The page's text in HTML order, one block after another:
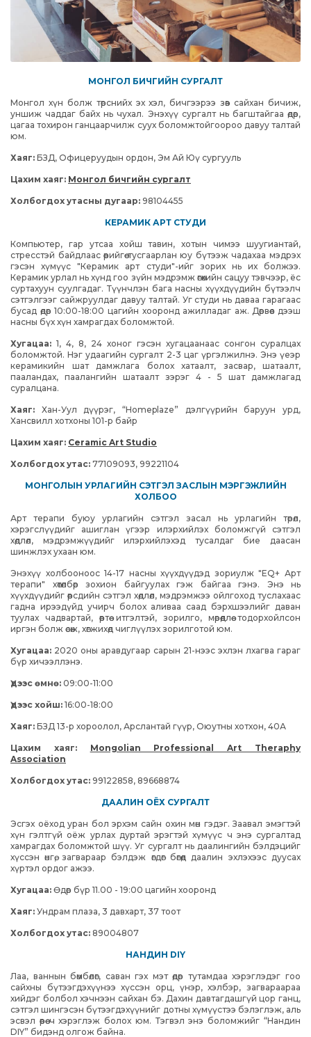
МОНГОЛ БИЧГИЙН СУРГАЛТ
Монгол хүн болж төрснийх эх хэл, бичгээрээ зөв сайхан бичиж,
уншиж чаддаг байх нь чухал. Энэхүү сургалт нь багштайгаа өдөр,
цагаа тохирон ганцаарчилж суух боломжтойгоороо давуу талтай
юм.
Хаяг: БЗД, Офицеруудын ордон, Эм Ай Юү сургууль
Цахим хаяг: Монгол бичгийн сургалт
Холбогдох утасны дугаар: 98104455
КЕРАМИК АРТ СТУДИ
Компьютер, гар утсаа хойш тавин, хотын чимээ шуугиантай,
стресстэй байдлаас өөрийгөө тусгаарлан юу бүтээж чадахаа мэдрэх
гэсэн хүмүүс "Керамик арт студи"-ийг зорих нь их болжээ.
Керамик урлал нь хүнд гоо зүйн мэдрэмж өгөхийн сацуу тэвчээр,ёс
суртахуун суулгадаг. Түүнчлэн бага насны хүүхдүүдийн бүтээлч
сэтгэлгээг сайжруулдаг давуу талтай. Уг студи нь даваа гарагаас
бусад өдөр 10:00-18:00 цагийн хооронд ажилладаг аж. Дөрвөөс дээш
насны бүх хүн хамрагдах боломжтой.
Хугацаа: 1, 4, 8, 24 хоног гэсэн хугацаанаас сонгон суралцах
боломжтой. Нэг удаагийн сургалт 2-3 цаг үргэлжилнэ. Энэ үеэр
керамикийн шат дамжлага болох хатаалт, засвар, шатаалт,
пааландах, паалангийн шатаалт зэрэг 4 - 5 шат дамжлагад
суралцана.
Хаяг: Хан-Уул дүүрэг, “Homeplaze” дэлгүүрийн баруун урд,
Хансвилл хотхоны 101-р байр
Цахим хаяг: Ceramic Art Studio
Холбогдох утас: 77109093, 99221104
МОНГОЛЫН УРЛАГИЙН СЭТГЭЛ ЗАСЛЫН МЭРГЭЖЛИЙН
ХОЛБОО
Арт терапи буюу урлагийн сэтгэл засал нь урлагийн төрөл,
хэрэгслүүдийг ашигланүгээр илэрхийлэх боломжгүй сэтгэл
хөдлөл, мэдрэмжүүдийг илэрхийлэхэд тусалдаг бие даасан
шинжлэх ухаан юм.
Энэхүү холбооноос 14-17 насны хүүхдүүдэд зориулж "EQ+ Арт
терапи" хөтөлбөр зохион байгуулах гэж байгаа гэнэ. Энэ нь
хүүхдүүдийг өөрсдийн сэтгэл хөдлөл, мэдрэмжээ ойлгоход туслахаас
гадна ирээдүйд учирч болох аливаа саад бэрхшээлийг даван
туулах чадвартай, өөртөө итгэлтэй, зорилго, мөрөөдлөө тодорхойлсон
иргэн болж өсөж, хөгжихөд чиглүүлэх зорилготой юм.
Хугацаа: 2020 оны аравдугаар сарын 21-нээс эхлэн лхагва гараг
бүр хичээллэнэ.
Үдээс өмнө: 09:00-11:00
Үдээс хойш: 16:00-18:00
Хаяг: БЗД 13-р хороолол, Арслантай гүүр, Оюутны хотхон, 40А
Цахим хаяг:
Mongolian Professional Art Theraphy
Association
Холбогдох утас: 99122858, 89668874
ДААЛИН ОЁХ СУРГАЛТ
Эсгэх оёход уран бол эрхэм сайн охин мөн гэдэг. Заавал эмэгтэй
хүн гэлтгүй оёж урлах дуртай эрэгтэй хүмүүс ч энэ сургалтад
хамрагдах боломжтой шүү. Уг сургалт нь даалингийн бэлдэцийг
хүссэн өнгө, загвараар бэлдэж өгдөг бөгөөд даалин эхлэхээс дуусах
хүртэл ордог ажээ.
Хугацаа: Өдөр бүр 11.00 - 19:00 цагийн хооронд
Хаяг: Ундрам плаза, 3 давхарт, 37 тоот
Холбогдох утас: 89004807
НАНДИН DIY
Лаа, ваннын бөмбөлөг, саван гэх мэт өдөр тутамдаа хэрэглэдэг гоо
сайхны бүтээгдэхүүнээ хүссэн орц, үнэр, хэлбэр, загвараараа
хийдэг болбол хэчнээн сайхан бэ. Дахин давтагдашгүй цор ганц,
сэтгэл шингэсэн бүтээгдэхүүнийг дотны хүмүүстээ бэлэглэж, аль
эсвэл өөрөө ч хэрэглэж болох юм. Тэгвэл энэ боломжийг “Нандин
DIY” бидэнд олгож байна.